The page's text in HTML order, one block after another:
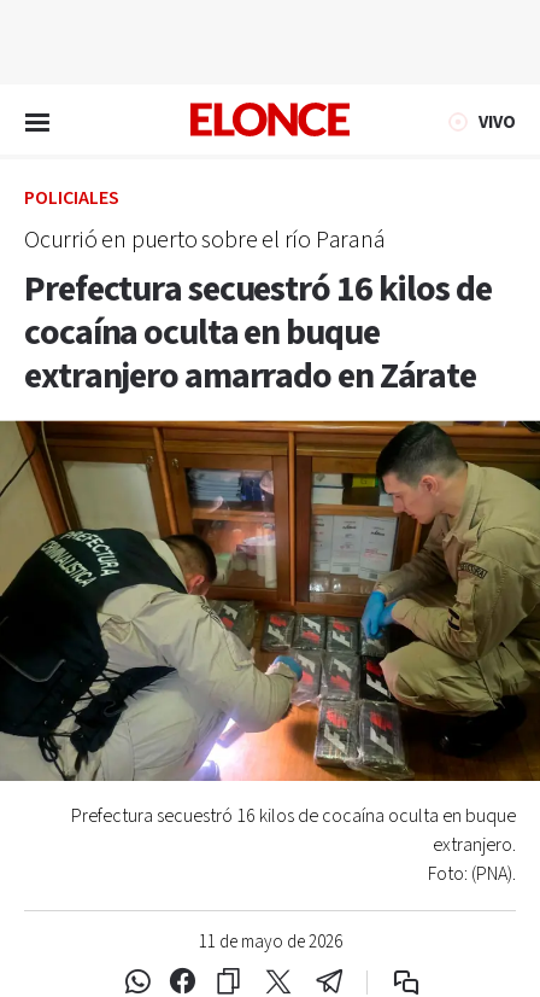
VIVO
POLICIALES
Ocurrió en puerto sobre el río Paraná
Prefectura secuestró 16 kilos de
cocaína oculta en buque
extranjero amarrado en Zárate
11 de mayo de 2026
Prefectura secuestró 16 kilos de cocaína oculta en buque
extranjero.
Foto: (PNA).